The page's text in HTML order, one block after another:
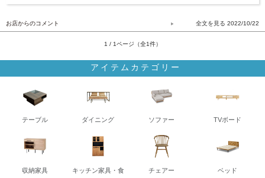
お店からのコメント 2022/10/22
1 / 1ページ（全1件）
アイテムカテゴリー
テーブル ダイニング ソファー TVボード
収納家具
キッチン家具・食
チェアー ベッド